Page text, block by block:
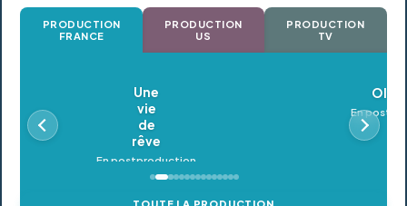
PRODUCTION
FRANCE
PRODUCTION
US
PRODUCTION
TV
Oldeupe
En postproduction